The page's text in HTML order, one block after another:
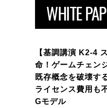
WHITE
【基調講演 K2-4
命！ゲームチェン
既存概念を破壊す
ライセンス費用も
Gモデル